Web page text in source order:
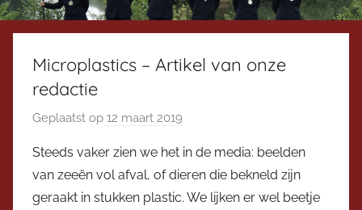
Microplastics – Artikel van onze
redactie
Geplaatst op 12 maart 2019
o
r
V
Steeds vaker zien we het in de media: beelden
van zeeën vol afval, of dieren die bekneld zijn
geraakt in stukken plastic. We lijken er wel beetje